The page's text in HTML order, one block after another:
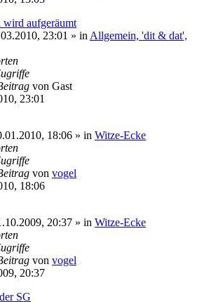
wird aufgeräumt
23:01 » in Allgemein, 'dit & dat',
von Gast
23:01
18:06 » in Witze-Ecke
von vogel
18:06
20:37 » in Witze-Ecke
von vogel
20:37
SG